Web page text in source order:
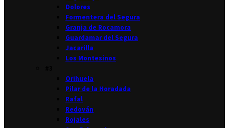
Dolores
Formentera del Segura
Granja de Rocamora
Guardamar del Segura
Jacarilla
Los Montesinos
Orihuela
Pilar de la Horadada
Rafal
Redován
Rojales